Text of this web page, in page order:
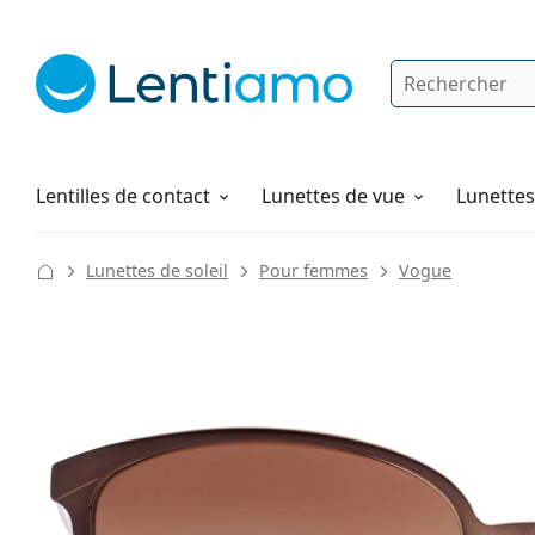
Rechercher
Lentilles de contact
Solutions Lunettes de vue
Comment commander
Lunettes de soleil Pour femmes Vogue